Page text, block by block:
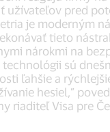
užívateľov pred
je moderným
tieto
nárokmi na
technológii sú
ľahšie a
hesiel,”
riaditeľ Visa pre